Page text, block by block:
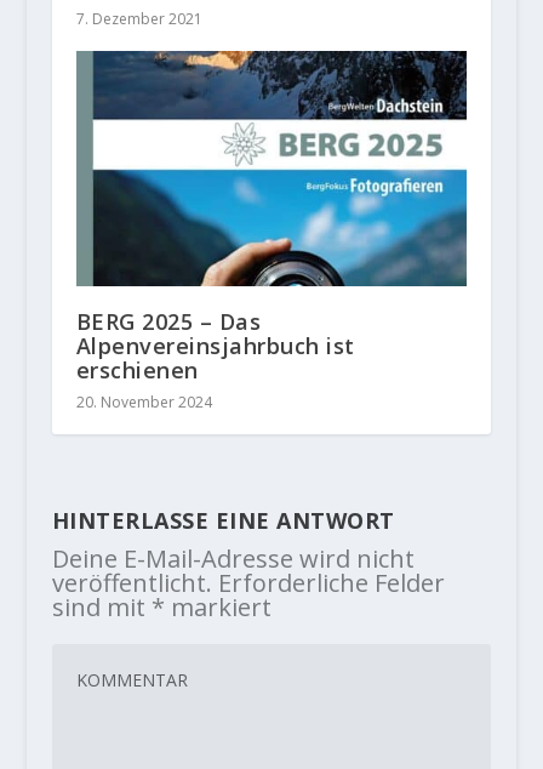
7. Dezember 2021
BERG 2025 – Das
Alpenvereinsjahrbuch ist
erschienen
20. November 2024
HINTERLASSE EINE ANTWORT
Deine E-Mail-Adresse wird nicht
veröffentlicht. Erforderliche Felder
sind mit * markiert